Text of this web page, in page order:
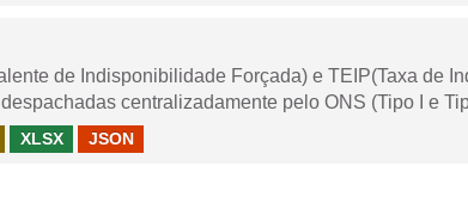
de Indisponibilidade Forçada) e TEIP(Taxa de
centralizadamente pelo ONS (Tipo I e
XLSX JSON